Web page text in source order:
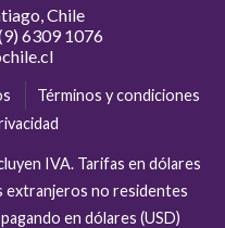
Chile
6309 1076
Términos y condiciones
IVA. Tarifas en dólares
extranjeros no residentes
en dólares (USD)